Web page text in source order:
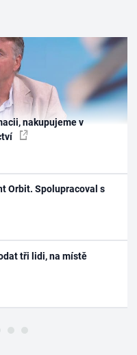
nakupujeme v
Orbit. Spolupracoval s
tři lidi, na místě